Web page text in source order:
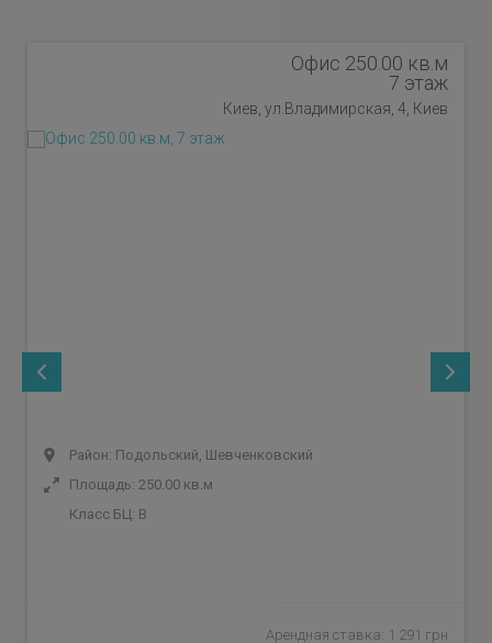
Офис 250.00 кв.м
7 этаж
Киев, ул.Владимирская, 4, Киев
Район: Подольский, Шевченковский
Площадь: 250.00 кв.м
Класс БЦ: B
Арендная ставка: 1 291 грн